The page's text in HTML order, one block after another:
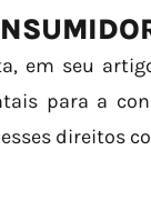
em seu
para a
direitos